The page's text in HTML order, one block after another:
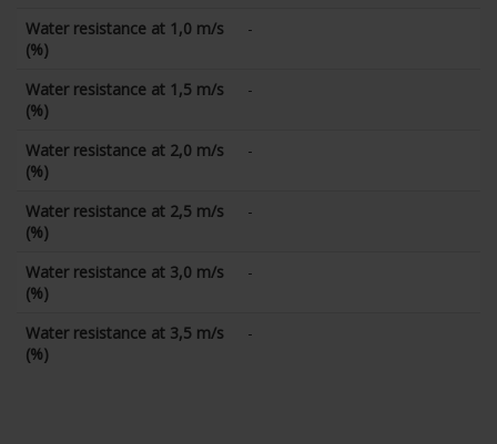
Water resistance at 1,0 m/s
(%)
-
Water resistance at 1,5 m/s
(%)
-
Water resistance at 2,0 m/s
(%)
-
Water resistance at 2,5 m/s
(%)
-
Water resistance at 3,0 m/s
(%)
-
Water resistance at 3,5 m/s
(%)
-